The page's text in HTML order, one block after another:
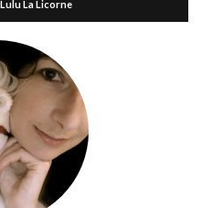
La Licorne